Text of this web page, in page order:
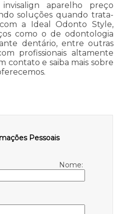
aparelho preço
soluções quando trata-
a Ideal Odonto Style,
como o de odontologia
dentário, entre outras
profissionais altamente
contato e saiba mais sobre
Pessoais
Nome: